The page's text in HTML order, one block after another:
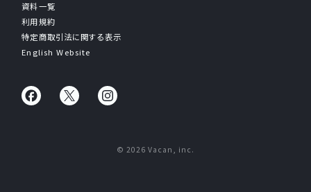
資料一覧
利用規約
特定商取引法に関する表示
English Website
© 2026 Vacan, inc.